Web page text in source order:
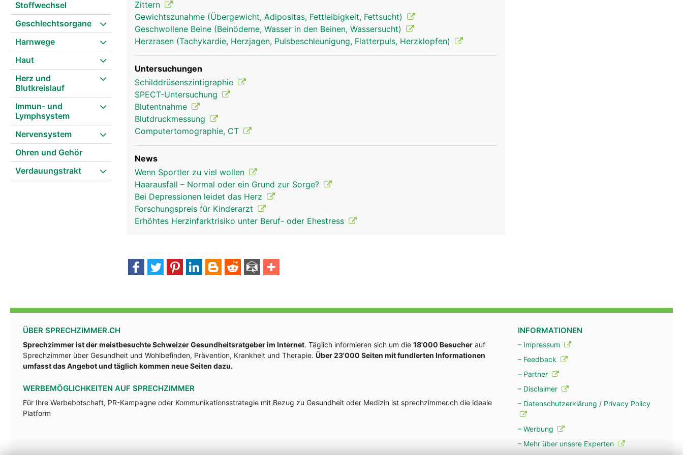
Stoffwechsel
Geschlechtsorgane
Harnwege
Haut
Herz und
Blutkreislauf
Immun- und
Lymphsystem
Nervensystem
Ohren und Gehör
Verdauungstrakt
Hypophyse-Hirnanhangdrüse Frau
Zittern
Gewichtszunahme (Übergewicht, Adipositas, Fettleibigkeit, Fettsucht)
Geschwollene Beine (Beinödeme, Wasser in den Beinen, Wassersucht)
Herzrasen (Tachykardie, Herzjagen, Pulsbeschleunigung, Flatterpuls, Herzklopfen)
Untersuchungen
Schilddrüsenszintigraphie
SPECT-Untersuchung
Blutentnahme
Blutdruckmessung
Computertomographie, CT
News
Wenn Sportler zu viel wollen
Haarausfall – Normal oder ein Grund zur Sorge?
Bei Depressionen leidet das Herz
Forschungspreis für Kinderarzt
Erhöhtes Herzinfarktrisiko unter Beruf- oder Ehestress
ÜBER SPRECHZIMMER.CH
Sprechzimmer ist der meistbesuchte Schweizer Gesundheitsratgeber im Internet. Täglich informieren sich um die 18'000 Besucher auf
Sprechzimmer über Gesundheit und Wohlbefinden, Prävention, Krankheit und Therapie. Über 23'000 Seiten mit fundlerten Informationen
umfasst das Angebot und täglich kommen neue Seiten dazu.
WERBEMÖGLICHKEITEN AUF SPRECHZIMMER
Für Ihre Werbebotschaft, PR-Kampagne oder Kommunikationsstrategie mit Bezug zu Gesundheit oder Medizin ist sprechzimmer.ch die ideale
Platform
INFORMATIONEN
– Impressum
– Feedback
– Partner
– Disclaimer
– Datenschutzerklärung / Privacy Policy
– Werbung
– Mehr über unsere Experten